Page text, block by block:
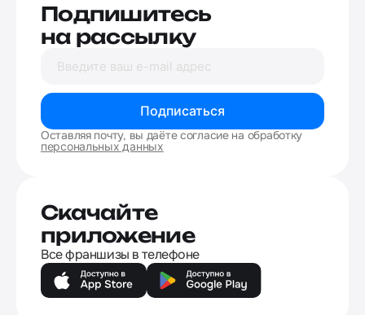
Подпишитесь
на рассылку
Подписаться
Оставляя почту, вы даёте согласие на обработку
персональных данных
Скачайте
приложение
Все франшизы в телефоне